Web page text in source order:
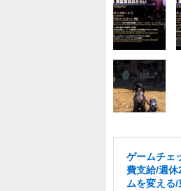
ゲームチェ
費支給/週
ムを変える